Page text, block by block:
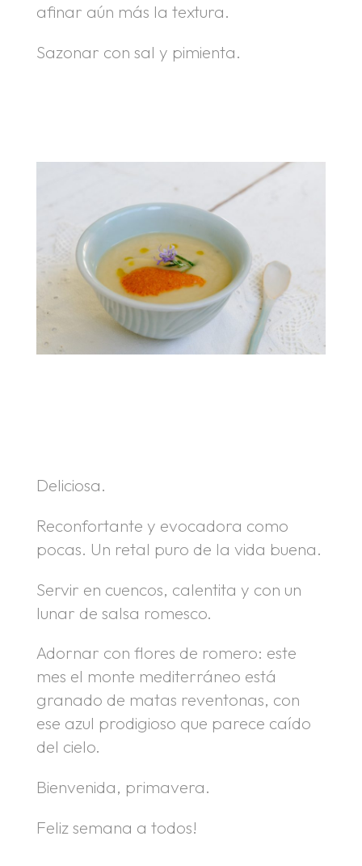
afinar aún más la textura.
Sazonar con sal y pimienta.
Deliciosa.
Reconfortante y evocadora como
pocas. Un retal puro de la vida buena.
Servir en cuencos, calentita y con un
lunar de salsa romesco.
Adornar con flores de romero: este
mes el monte mediterráneo está
granado de matas reventonas, con
ese azul prodigioso que parece caído
del cielo.
Bienvenida, primavera.
Feliz semana a todos!